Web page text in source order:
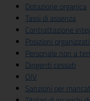
Dotazione organica
Tassi di assenza
Contrattazione
Posizioni
Personale non a
Dirigenti cessati
OIV
Sanzioni per